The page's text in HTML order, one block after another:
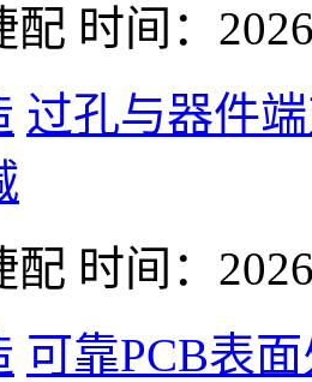
配 时间：
过孔与器件
配 时间：
可靠PCB表